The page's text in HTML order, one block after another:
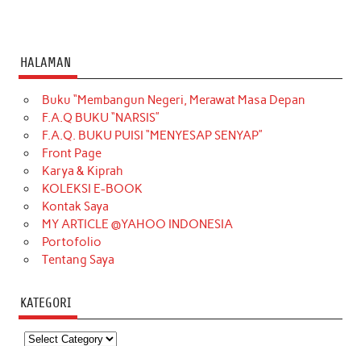
HALAMAN
Buku “Membangun Negeri, Merawat Masa Depan
F.A.Q BUKU “NARSIS”
F.A.Q. BUKU PUISI “MENYESAP SENYAP”
Front Page
Karya & Kiprah
KOLEKSI E-BOOK
Kontak Saya
MY ARTICLE @YAHOO INDONESIA
Portofolio
Tentang Saya
KATEGORI
Kategori